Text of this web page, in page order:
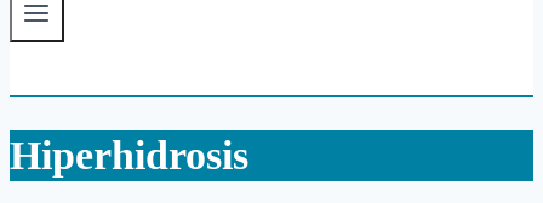
Hiperhidrosis